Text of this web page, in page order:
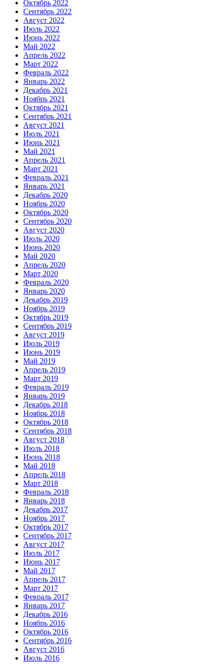
Октябрь 2022
Сентябрь 2022
Август 2022
Июль 2022
Июнь 2022
Май 2022
Апрель 2022
Март 2022
Февраль 2022
Январь 2022
Декабрь 2021
Ноябрь 2021
Октябрь 2021
Сентябрь 2021
Август 2021
Июль 2021
Июнь 2021
Май 2021
Апрель 2021
Март 2021
Февраль 2021
Январь 2021
Декабрь 2020
Ноябрь 2020
Октябрь 2020
Сентябрь 2020
Август 2020
Июль 2020
Июнь 2020
Май 2020
Апрель 2020
Март 2020
Февраль 2020
Январь 2020
Декабрь 2019
Ноябрь 2019
Октябрь 2019
Сентябрь 2019
Август 2019
Июль 2019
Июнь 2019
Май 2019
Апрель 2019
Март 2019
Февраль 2019
Январь 2019
Декабрь 2018
Ноябрь 2018
Октябрь 2018
Сентябрь 2018
Август 2018
Июль 2018
Июнь 2018
Май 2018
Апрель 2018
Март 2018
Февраль 2018
Январь 2018
Декабрь 2017
Ноябрь 2017
Октябрь 2017
Сентябрь 2017
Август 2017
Июль 2017
Июнь 2017
Май 2017
Апрель 2017
Март 2017
Февраль 2017
Январь 2017
Декабрь 2016
Ноябрь 2016
Октябрь 2016
Сентябрь 2016
Август 2016
Июль 2016